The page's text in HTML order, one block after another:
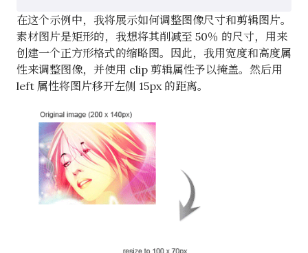
在这个示例中，我将展示如何调整图像尺寸和剪辑图片。
素材图片是矩形的，我想将其削减至 50％ 的尺寸，用来
创建一个正方形格式的缩略图。因此，我用宽度和高度属
性来调整图像，并使用 clip 剪辑属性予以掩盖。然后用
left 属性将图片移开左侧 15px 的距离。